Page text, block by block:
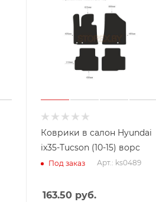
Коврики в салон Hyundai
ix35-Tucson (10-15) ворс
Под заказ Арт.: ks0489
163.50руб.